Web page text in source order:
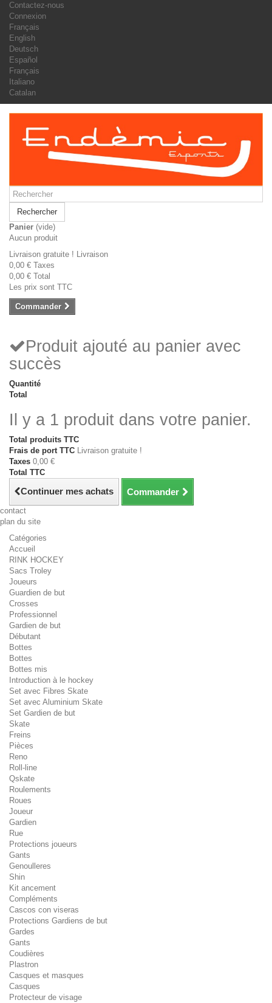
Contactez-nous
Connexion
Français
English
Deutsch
Español
Français
Italiano
Catalan
Rechercher
Panier (vide)
Aucun produit
Livraison gratuite ! Livraison
0,00 € Taxes
0,00 € Total
Les prix sont TTC
Commander
Produit ajouté au panier avec
succès
Quantité
Total
Il y a 1 produit dans votre panier.
Total produits TTC
Frais de port TTC Livraison gratuite !
Taxes 0,00 €
Total TTC
Continuer mes achats Commander
contact
plan du site
Catégories
Accueil
RINK HOCKEY
Sacs Troley
Joueurs
Guardien de but
Crosses
Professionnel
Gardien de but
Débutant
Bottes
Bottes
Bottes mis
Introduction à le hockey
Set avec Fibres Skate
Set avec Aluminium Skate
Set Gardien de but
Skate
Freins
Pièces
Reno
Roll-line
Qskate
Roulements
Roues
Joueur
Gardien
Rue
Protections joueurs
Gants
Genoulleres
Shin
Kit ancement
Compléments
Cascos con viseras
Protections Gardiens de but
Gardes
Gants
Coudières
Plastron
Casques et masques
Casques
Protecteur de visage